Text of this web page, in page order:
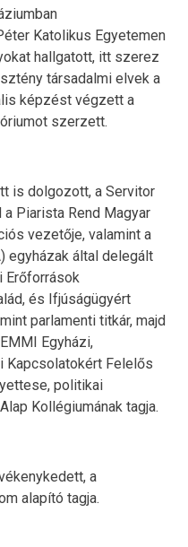
Katolikus Egyetemen
hallgatott, itt szerez
társadalmi elvek a
képzést végzett a
szerzett.
is dolgozott, a Servitor
Piarista Rend Magyar
vezetője, valamint a
egyházak által delegált
Erőforrások
és Ifjúságügyért
parlamenti titkár, majd
Egyházi,
Kapcsolatokért Felelős
politikai
Kollégiumának tagja.
a
alapító tagja.